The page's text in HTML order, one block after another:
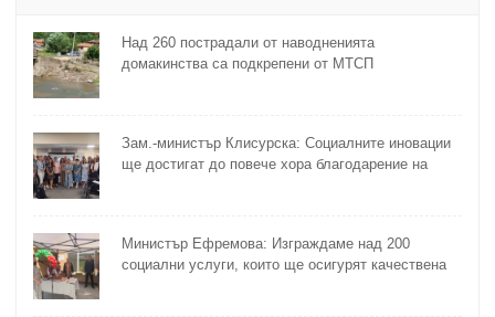
Над 260 пострадали от наводненията
домакинства са подкрепени от МТСП
Зам.-министър Клисурска: Социалните иновации
ще достигат до повече хора благодарение на
Министър Ефремова: Изграждаме над 200
социални услуги, които ще осигурят качествена